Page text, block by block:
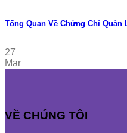
Tổng Quan Về Chứng Chỉ Quản
27
Mar
VỀ CHÚNG TÔI